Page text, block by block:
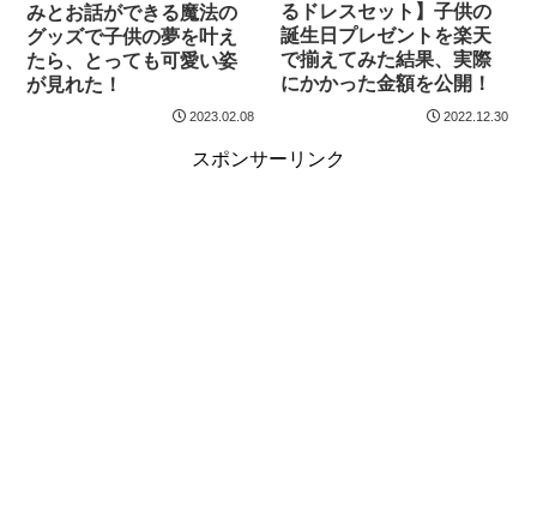
みとお話ができる魔法の
グッズで子供の夢を叶え
たら、とっても可愛い姿
が見れた！
2023.02.08
るドレスセット】子供の
誕生日プレゼントを楽天
で揃えてみた結果、実際
にかかった金額を公開！
2022.12.30
スポンサーリンク